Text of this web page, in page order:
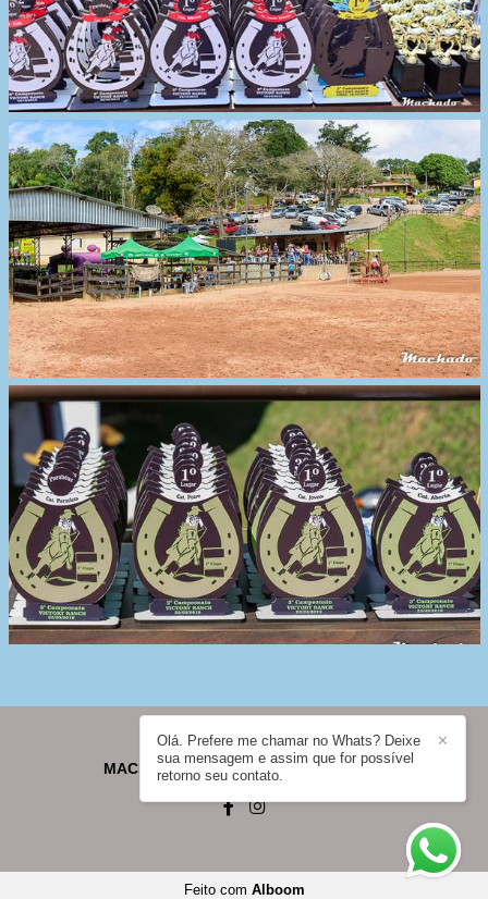
MACHADO - FOTOGRAFIA/ CONTATO
✕
Olá. Prefere me chamar no Whats? Deixe
sua mensagem e assim que for possível
retorno seu contato.
Feito com Alboom